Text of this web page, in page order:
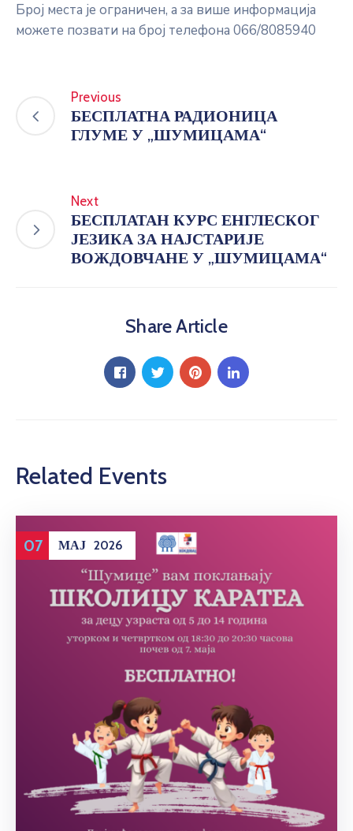
Број места је ограничен, а за више информација
можете позвати на број телефона 066/8085940
Previous
БЕСПЛАТНА РАДИОНИЦА
ГЛУМЕ У „ШУМИЦАМА“
Next
БЕСПЛАТАН КУРС ЕНГЛЕСКОГ
ЈЕЗИКА ЗА НАЈСТАРИЈЕ
ВОЖДОВЧАНЕ У „ШУМИЦАМА“
Share Article
Related Events
07 МАЈ 2026